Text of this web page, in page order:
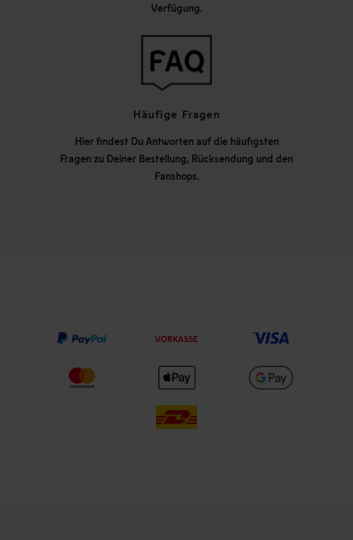
Verfügung.
Häufige Fragen
Hier findest Du Antworten auf die häufigsten
Fragen zu Deiner Bestellung, Rücksendung und den
Fanshops.
VORKASSE